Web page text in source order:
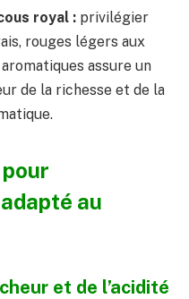
royal : privilégier
rouges légers aux
assure un
de la richesse et de la
au
et de l’acidité